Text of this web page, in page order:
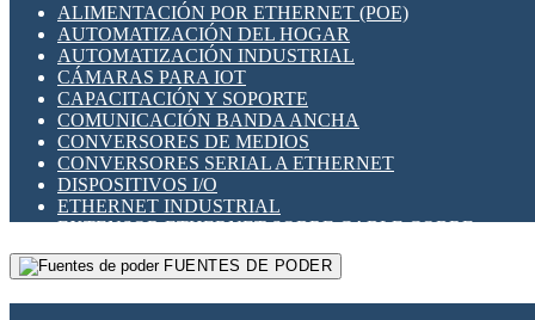
SENSORES INDUCTIVOS
TEMPORIZADORES
VARIACS
VARIADORES DE FRECUENCIA [VDF]
SECCIONADORES - INTERRUPTORES
MAQUINARIA
HERRAMIENTAS VARIAS
ILUMINACIÓN LED
INTERRUPTORES REED
INTERFACES DE RELÉ
OTROS RELÉS
PROTECCIÓN TÉRMICA
RELÉS AUTOMOTRICES
RELÉS DE SEÑAL
RELÉS DE ESTADO SÓLIDO SSR
RELÉS INDUSTRIALES
RELÉS MINIATURA DE POTENCIA
SENSORES MAGNÉTICOS
ALIMENTACIÓN POR ETHERNET (POE)
AUTOMATIZACIÓN DEL HOGAR
AUTOMATIZACIÓN INDUSTRIAL
CÁMARAS PARA IOT
CAPACITACIÓN Y SOPORTE
COMUNICACIÓN BANDA ANCHA
CONVERSORES DE MEDIOS
CONVERSORES SERIAL A ETHERNET
DISPOSITIVOS I/O
ETHERNET INDUSTRIAL
EXTENSOR ETHERNET SOBRE CABLE COBRE
GATEWAY LORAWAN
GESTIÓN DE REDESFUENTES DE PODER